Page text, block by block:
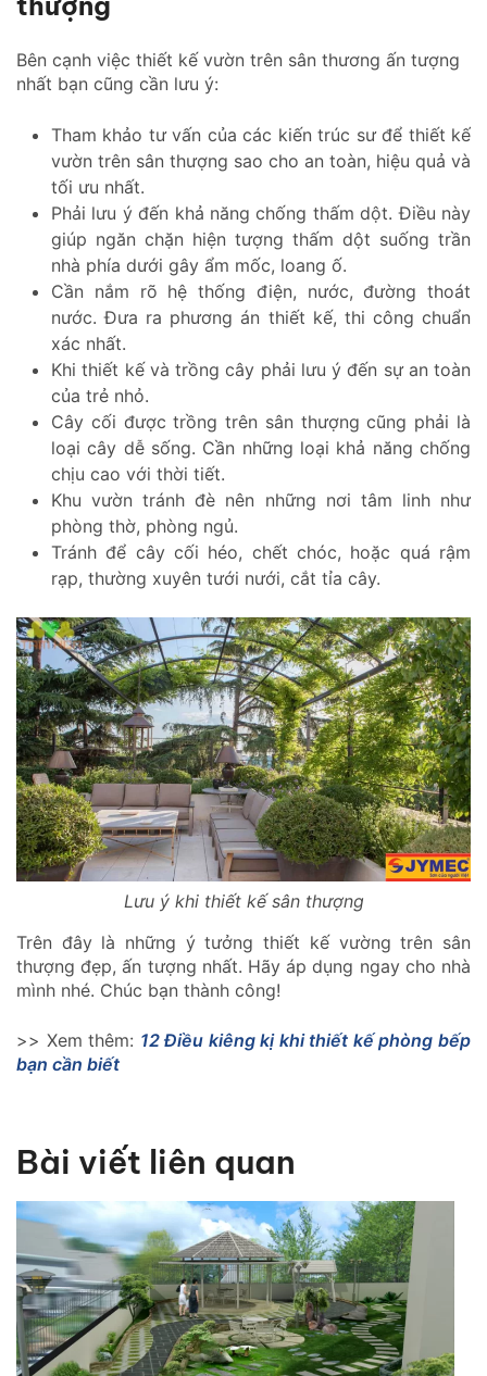
Bên cạnh việc thiết kế vườn trên sân thương ấn tượng
nhất bạn cũng cần lưu ý:
Tham khảo tư vấn của các kiến trúc sư để thiết kế
vườn trên sân thượng sao cho an toàn, hiệu quả và
tối ưu nhất.
Phải lưu ý đến khả năng chống thấm dột. Điều này
giúp ngăn chặn hiện tượng thấm dột suống trần
nhà phía dưới gây ẩm mốc, loang ố.
Cần nắm rõ hệ thống điện, nước, đường thoát
nước. Đưa ra phương án thiết kế, thi công chuẩn
xác nhất.
Khi thiết kế và trồng cây phải lưu ý đến sự an toàn
của trẻ nhỏ.
Cây cối được trồng trên sân thượng cũng phải là
loại cây dễ sống. Cần những loại khả năng chống
chịu cao với thời tiết.
Khu vườn tránh đè nên những nơi tâm linh như
phòng thờ, phòng ngủ.
Tránh để cây cối héo, chết chóc, hoặc quá rậm
rạp, thường xuyên tưới nưới, cắt tỉa cây.
Lưu ý khi thiết kế sân thượng
Trên đây là những ý tưởng thiết kế vường trên sân
thượng đẹp, ấn tượng nhất. Hãy áp dụng ngay cho nhà
mình nhé. Chúc bạn thành công!
>> Xem thêm: 12 Điều kiêng kị khi thiết kế phòng bếp
bạn cần biết
Bài viết liên quan